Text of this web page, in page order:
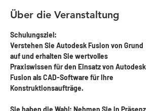
Über die Veranstaltung
Schulungsziel:
Verstehen Sie Autodesk Fusion von Grund
auf und erhalten Sie wertvolles
Praxiswissen für den Einsatz von Autodesk
Fusion als CAD-Software für Ihre
Konstruktionsaufträge.
Sie haben die Wahl: Nehmen Sie in Präsenz